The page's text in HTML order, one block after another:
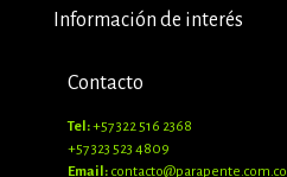
Información de interés
Contacto
Tel:+57 322 516 2368
+57 323 523 4809
Email: contacto@parapente.com.co